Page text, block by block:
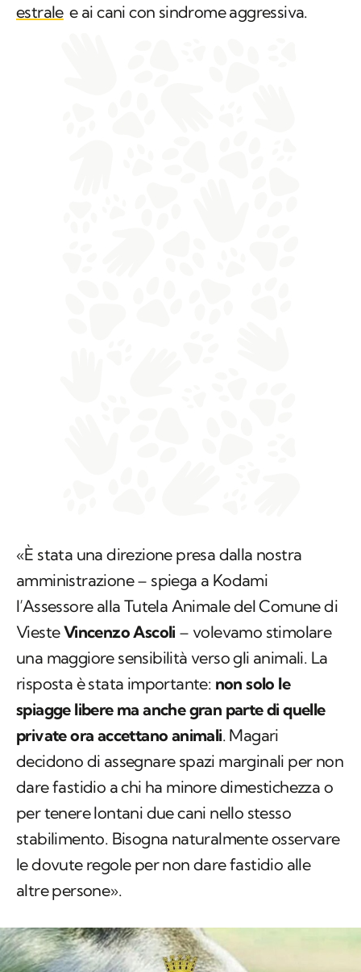
estrale e ai cani con sindrome aggressiva.
«È stata una direzione presa dalla nostra
amministrazione – spiega a Kodami
l’Assessore alla Tutela Animale del Comune di
ViesteVincenzo Ascoli – volevamo stimolare
una maggiore sensibilità verso gli animali. La
risposta è stata importante: non solo le
spiagge libere ma anche gran parte di quelle
private ora accettano animali. Magari
decidono di assegnare spazi marginali per non
dare fastidio a chi ha minore dimestichezza o
per tenere lontani due cani nello stesso
stabilimento. Bisogna naturalmente osservare
le dovute regole per non dare fastidio alle
altre persone».